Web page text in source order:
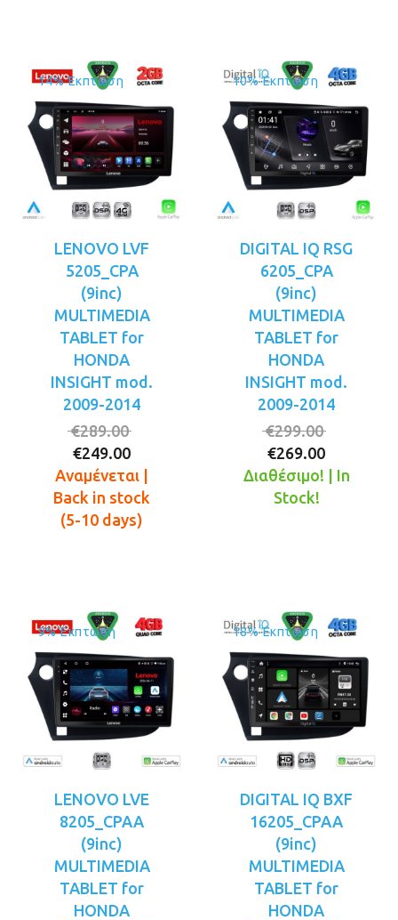
14% Έκπτωση
LENOVO LVF
5205_CPA
(9inc)
MULTIMEDIA
TABLET for
HONDA
INSIGHT mod.
2009-2014
€289.00
was:
€289.00.
€249.00
τρέχουσα
τιμή
είναι:
Αναμένεται |
Back in stock
(5-10 days)
10% Έκπτωση
DIGITAL IQ RSG
6205_CPA
(9inc)
MULTIMEDIA
TABLET for
HONDA
INSIGHT mod.
2009-2014
€299.00
was:
€269.00
Διαθέσιμο! | In
Stock!
9% Έκπτωση
LENOVO LVE
8205_CPAA
(9inc)
MULTIMEDIA
TABLET for
HONDA
18% Έκπτωση
DIGITAL IQ BXF
16205_CPAA
(9inc)
MULTIMEDIA
TABLET for
HONDA